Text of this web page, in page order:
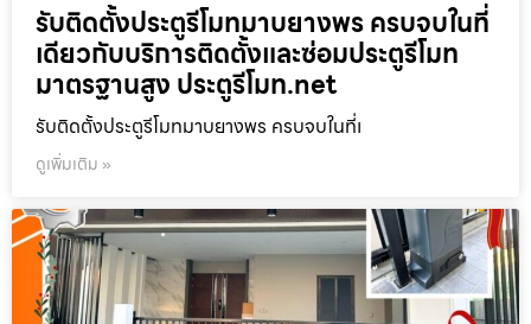
รับติดตั้งประตูรีโมทมาบยางพร ครบจบในที่
เดียวกับบริการติดตั้งและซ่อมประตูรีโมท
มาตรฐานสูง ประตูรีโมท.net
รับติดตั้งประตูรีโมทมาบยางพร ครบจบในที่เ
ดูเพิ่มเติม »